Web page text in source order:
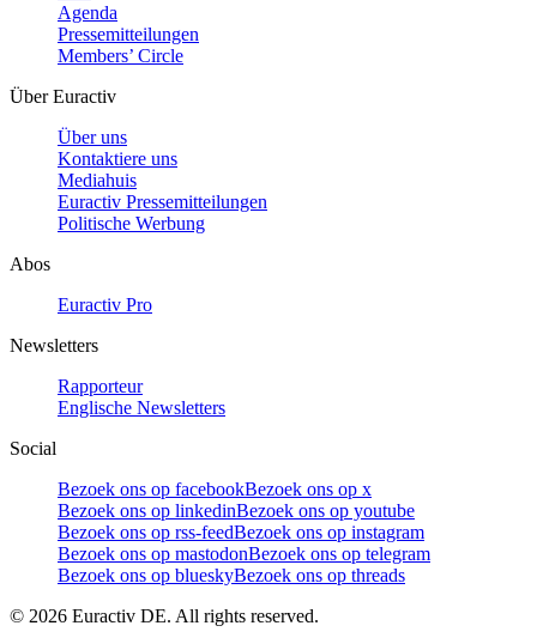
Agenda
Pressemitteilungen
Members’ Circle
Über Euractiv
Über uns
Kontaktiere uns
Mediahuis
Euractiv Pressemitteilungen
Politische Werbung
Abos
Euractiv Pro
Newsletters
Rapporteur
Englische Newsletters
Social
Bezoek ons op facebookBezoek ons op x
Bezoek ons op linkedinBezoek ons op youtube
Bezoek ons op rss-feedBezoek ons op instagram
Bezoek ons op mastodonBezoek ons op telegram
Bezoek ons op blueskyBezoek ons op threads
© 2026 Euractiv DE. All rights reserved.